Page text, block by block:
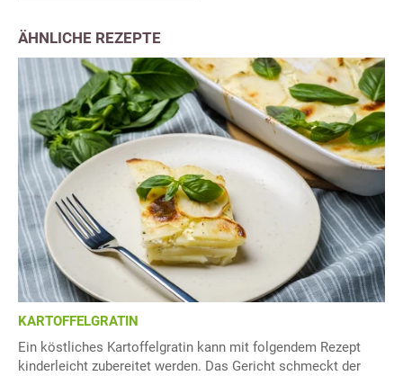
ÄHNLICHE REZEPTE
KARTOFFELGRATIN
Ein köstliches Kartoffelgratin kann mit folgendem Rezept
kinderleicht zubereitet werden. Das Gericht schmeckt der